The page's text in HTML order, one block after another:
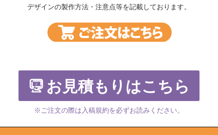
デザインの製作方法・注意点等を記載しております。
お見積もりはこちら
※ご注文の際は入稿規約を必ずお読みください。